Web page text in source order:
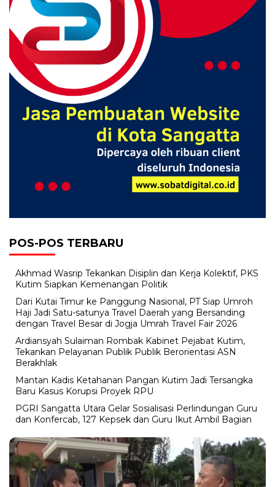
POS-POS TERBARU
Akhmad Wasrip Tekankan Disiplin dan Kerja Kolektif, PKS
Kutim Siapkan Kemenangan Politik
Dari Kutai Timur ke Panggung Nasional, PT Siap Umroh
Haji Jadi Satu-satunya Travel Daerah yang Bersanding
dengan Travel Besar di Jogja Umrah Travel Fair 2026
Ardiansyah Sulaiman Rombak Kabinet Pejabat Kutim,
Tekankan Pelayanan Publik Publik Berorientasi ASN
Berakhlak
Mantan Kadis Ketahanan Pangan Kutim Jadi Tersangka
Baru Kasus Korupsi Proyek RPU
PGRI Sangatta Utara Gelar Sosialisasi Perlindungan Guru
dan Konfercab, 127 Kepsek dan Guru Ikut Ambil Bagian